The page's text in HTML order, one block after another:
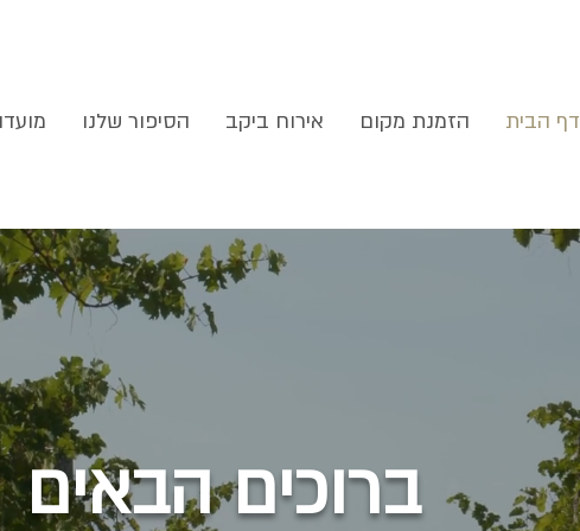
דף הבית הזמנת מקום אירוח ביקב הסיפור שלנו
ברוכים הבאים